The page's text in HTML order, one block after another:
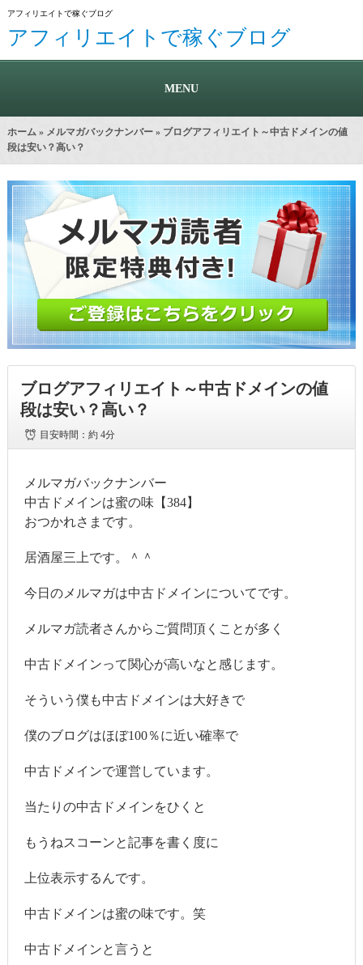
アフィリエイトで稼ぐブログ
アフィリエイトで稼ぐブログ
MENU
ホーム» メルマガバックナンバー» ブログアフィリエイト～中古ドメインの値
段は安い？高い？
ブログアフィリエイト～中古ドメインの値
段は安い？高い？
目安時間：約 4分
メルマガバックナンバー
中古ドメインは蜜の味【384】
おつかれさまです。
居酒屋三上です。＾＾
今日のメルマガは中古ドメインについてです。
メルマガ読者さんからご質問頂くことが多く
中古ドメインって関心が高いなと感じます。
そういう僕も中古ドメインは大好きで
僕のブログはほぼ100％に近い確率で
中古ドメインで運営しています。
当たりの中古ドメインをひくと
もうねスコーンと記事を書く度に
上位表示するんです。
中古ドメインは蜜の味です。笑
中古ドメインと言うと